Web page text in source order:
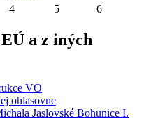
4 5 6
a z iných